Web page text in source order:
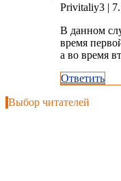
Privitaliy3 |
В данном
время
а во время
Ответить
Выбор читателей